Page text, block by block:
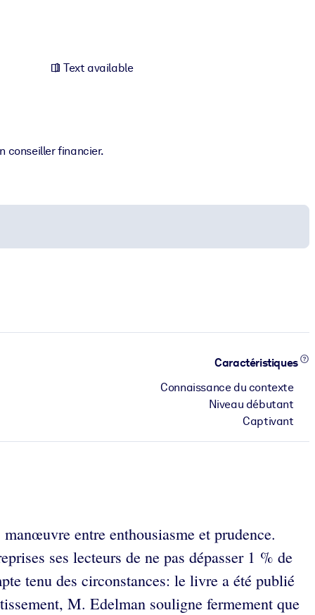
Text available
conseiller financier.
Caractéristiques
Connaissance du contexte
Niveau débutant
Captivant
entre enthousiasme et prudence.
ses lecteurs de ne pas dépasser 1 % de
tenu des circonstances: le livre a été publié
M. Edelman souligne fermement que